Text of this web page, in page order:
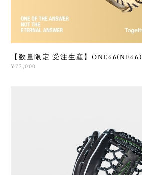
【数量限定 受注生産】ONE66(NF66)
¥77,000